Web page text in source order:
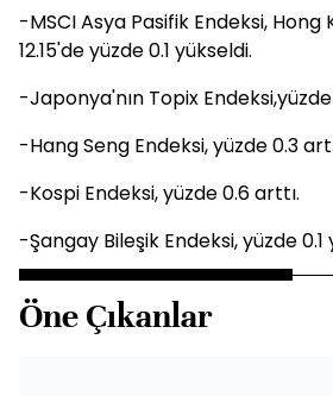
-MSCI Asya Pasifik Endeksi,
12.15'de yüzde 0.1 yükseldi.
-Japonya'nın Topix
-Hang Seng Endeksi, yüzde 0.3
-Kospi Endeksi, yüzde 0.6 arttı.
-Şangay Bileşik Endeksi, yüzde 0.1
Öne Çıkanlar